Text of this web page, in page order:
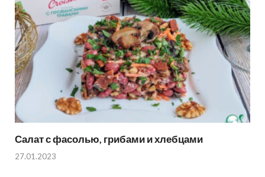
Салат с фасолью, грибами и хлебцами
27.01.2023